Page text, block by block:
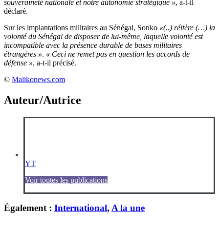
souveraineté nationale et notre autonomie stratégique », a-t-il
déclaré.
Sur les implantations militaires au Sénégal, Sonko «(..) réitère (…) la
volonté du Sénégal de disposer de lui-même, laquelle volonté est
incompatible avec la présence durable de bases militaires
étrangères ». « Ceci ne remet pas en question les accords de
défense », a-t-il précisé.
©️ Malikonews.com
Auteur/Autrice
YT
Voir toutes les publications
Également : International, A la une